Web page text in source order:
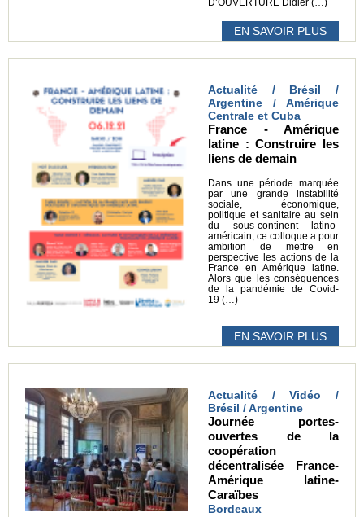
D’OUVERTURE Didier (…)
EN SAVOIR PLUS
Actualité / Brésil /
Argentine / Amérique
Centrale et Cuba
France - Amérique
latine : Construire les
liens de demain
Dans une période marquée
par une grande instabilité
sociale, économique,
politique et sanitaire au sein
du sous-continent latino-
américain, ce colloque a pour
ambition de mettre en
perspective les actions de la
France en Amérique latine.
Alors que les conséquences
de la pandémie de Covid-
19 (…)
EN SAVOIR PLUS
Actualité / Vidéo /
Brésil / Argentine
Journée portes-
ouvertes de la
coopération
décentralisée France-
Amérique latine-
Caraïbes
Bordeaux